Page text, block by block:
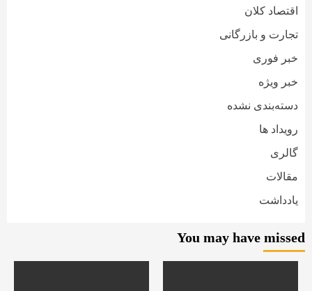
اقتصاد کلان
تجارت و بازرگانی
خبر فوری
خبر ویژه
دسته‌بندی نشده
رویداد ها
گالری
مقالات
یادداشت
You may have missed